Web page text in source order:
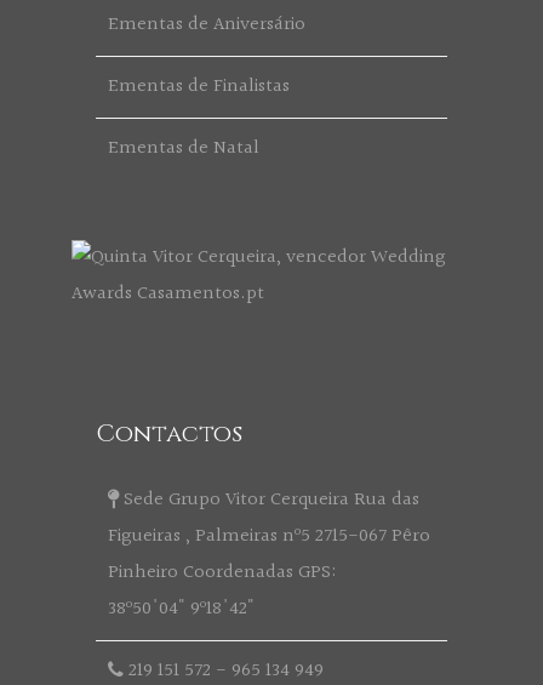
Ementas de Aniversário
Ementas de Finalistas
Ementas de Natal
Contactos
Sede Grupo Vitor Cerqueira Rua das
Figueiras , Palmeiras nº5 2715-067 Pêro
Pinheiro Coordenadas GPS:
38º50'04" 9º18'42"
219 151 572 - 965 134 949